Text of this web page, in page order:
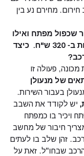
מחירם נע בין
1000 ש"ח בעבור שכפול מפתח ואילו
מרכז המפתח מציע לי את אותו השירות ב- 320 ש"ח. כיצד
פעולה זו
של מנעולן
בעבור השירות.
יש לקודד את השבב
ויכיר בו כמפתח
חיבור של מחשב
זהן שלב בו לעתים
הרכב שבחו"ל. זאת על